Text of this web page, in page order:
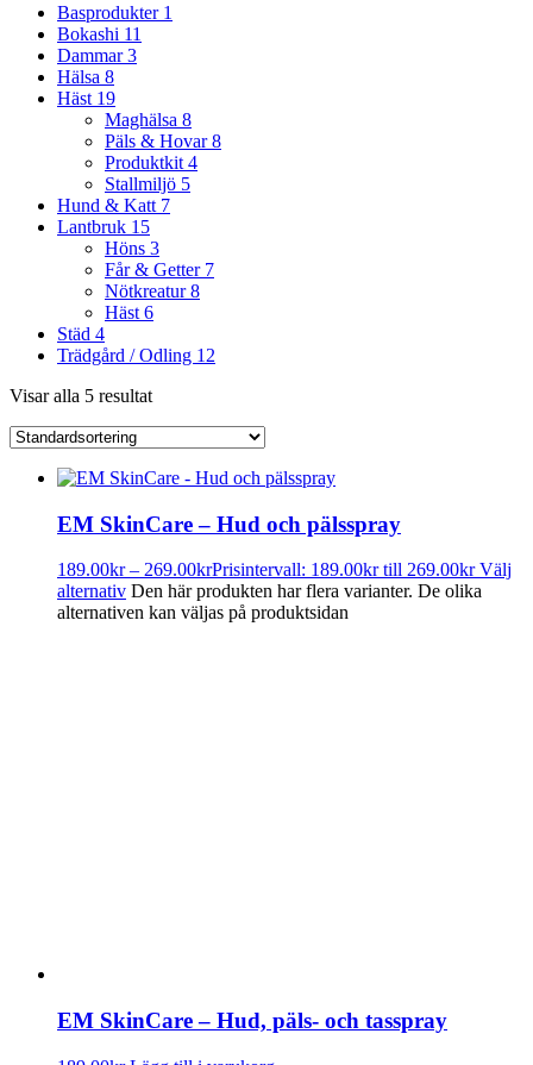
Basprodukter 1
Bokashi 11
Dammar3
Hälsa 8
Häst 19
Maghälsa 8
Päls & Hovar8
Produktkit 4
Stallmiljö 5
Hund & Katt 7
Lantbruk 15
Höns 3
Får & Getter 7
Nötkreatur8
Häst 6
Städ 4
Trädgård / Odling 12
Visar alla 5 resultat
EM SkinCare – Hud och pälsspray
189.00kr – 269.00krPrisintervall: 189.00kr till 269.00kr Välj
alternativ Den här produkten har flera varianter. De olika
alternativen kan väljas på produktsidan
EM SkinCare – Hud, päls- och tasspray